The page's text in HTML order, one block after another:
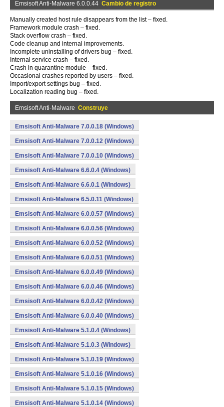
Emsisoft Anti-Malware 6.0.0.44 Cambio de registro
Manually created host rule disappears from the list – fixed.
Framework module crash – fixed.
Stack overflow crash – fixed.
Code cleanup and internal improvements.
Incomplete uninstalling of drivers bug – fixed.
Internal service crash – fixed.
Crash in quarantine module – fixed.
Occasional crashes reported by users – fixed.
Import/export settings bug – fixed.
Localization reading bug – fixed.
Emsisoft Anti-Malware Construye
Emsisoft Anti-Malware 7.0.0.18 (Windows)
Emsisoft Anti-Malware 7.0.0.12 (Windows)
Emsisoft Anti-Malware 7.0.0.10 (Windows)
Emsisoft Anti-Malware 6.6.0.4 (Windows)
Emsisoft Anti-Malware 6.6.0.1 (Windows)
Emsisoft Anti-Malware 6.5.0.11 (Windows)
Emsisoft Anti-Malware 6.0.0.57 (Windows)
Emsisoft Anti-Malware 6.0.0.56 (Windows)
Emsisoft Anti-Malware 6.0.0.52 (Windows)
Emsisoft Anti-Malware 6.0.0.51 (Windows)
Emsisoft Anti-Malware 6.0.0.49 (Windows)
Emsisoft Anti-Malware 6.0.0.46 (Windows)
Emsisoft Anti-Malware 6.0.0.42 (Windows)
Emsisoft Anti-Malware 6.0.0.40 (Windows)
Emsisoft Anti-Malware 5.1.0.4 (Windows)
Emsisoft Anti-Malware 5.1.0.3 (Windows)
Emsisoft Anti-Malware 5.1.0.19 (Windows)
Emsisoft Anti-Malware 5.1.0.16 (Windows)
Emsisoft Anti-Malware 5.1.0.15 (Windows)
Emsisoft Anti-Malware 5.1.0.14 (Windows)